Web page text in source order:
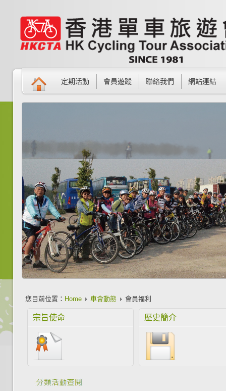
定期活動 會員遊蹤 聯絡我們 網站連結
您目前位置： Home 車會動態 會員福利
宗旨使命 歷史簡介